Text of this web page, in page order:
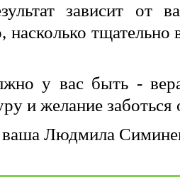
зависит от
насколько
у вас быть -
и желание заботься
Людмила